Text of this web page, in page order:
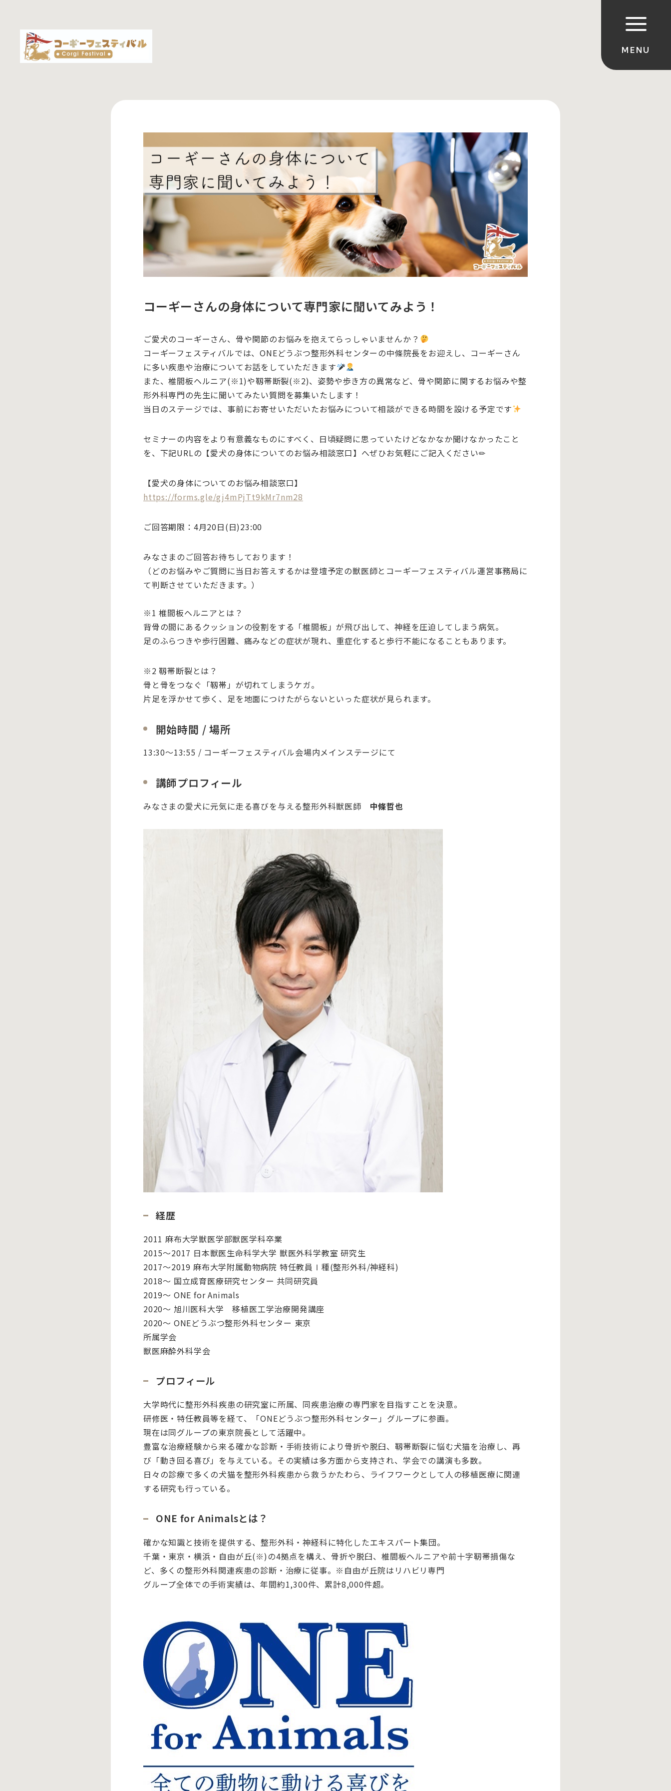
コーギーさんの身体について専門家に聞いてみよう！
ご愛犬のコーギーさん、骨や関節のお悩みを抱えてらっしゃいませんか？
コーギーフェスティバルでは、ONEどうぶつ整形外科センターの中條院長をお迎えし、コーギーさん
に多い疾患や治療についてお話をしていただきます
また、椎間板ヘルニア(※1)や靱帯断裂(※2)、姿勢や歩き方の異常など、骨や関節に関するお悩みや整
形外科専門の先生に聞いてみたい質問を募集いたします！
当日のステージでは、事前にお寄せいただいたお悩みについて相談ができる時間を設ける予定です
セミナーの内容をより有意義なものにすべく、日頃疑問に思っていたけどなかなか聞けなかったこと
を、下記URLの【愛犬の身体についてのお悩み相談窓口】へぜひお気軽にご記入ください✏
【愛犬の身体についてのお悩み相談窓口】
https://forms.gle/gj4mPjTt9kMr7nm28
ご回答期限：4月20日(日)23:00
みなさまのご回答お待ちしております！
（どのお悩みやご質問に当日お答えするかは登壇予定の獣医師とコーギーフェスティバル運営事務局に
て判断させていただきます。）
※1 椎間板ヘルニアとは？
背骨の間にあるクッションの役割をする「椎間板」が飛び出して、神経を圧迫してしまう病気。
足のふらつきや歩行困難、痛みなどの症状が現れ、重症化すると歩行不能になることもあります。
※2 靱帯断裂とは？
骨と骨をつなぐ「靱帯」が切れてしまうケガ。
片足を浮かせて歩く、足を地面につけたがらないといった症状が見られます。
開始時間 / 場所
13:30〜13:55 / コーギーフェスティバル会場内メインステージにて
講師プロフィール
みなさまの愛犬に元気に走る喜びを与える整形外科獣医師 中條哲也
経歴
2011 麻布大学獣医学部獣医学科卒業
2015〜2017 日本獣医生命科学大学 獣医外科学教室 研究生
2017〜2019 麻布大学附属動物病院 特任教員Ⅰ種(整形外科/神経科)
2018〜 国立成育医療研究センター 共同研究員
2019〜 ONE for Animals
2020〜 旭川医科大学 移植医工学治療開発講座
2020〜 ONEどうぶつ整形外科センター 東京
所属学会
獣医麻酔外科学会
プロフィール
大学時代に整形外科疾患の研究室に所属、同疾患治療の専門家を目指すことを決意。
研修医・特任教員等を経て、「ONEどうぶつ整形外科センター」グループに参画。
現在は同グループの東京院長として活躍中。
豊富な治療経験から来る確かな診断・手術技術により骨折や脱臼、靱帯断裂に悩む犬猫を治療し、再
び「動き回る喜び」を与えている。その実績は多方面から支持され、学会での講演も多数。
日々の診療で多くの犬猫を整形外科疾患から救うかたわら、ライフワークとして人の移植医療に関連
する研究も行っている。
ONE for Animalsとは？
確かな知識と技術を提供する、整形外科・神経科に特化したエキスパート集団。
千葉・東京・横浜・自由が丘(※)の4拠点を構え、骨折や脱臼、椎間板ヘルニアや前十字靭帯損傷な
ど、多くの整形外科関連疾患の診断・治療に従事。※自由が丘院はリハビリ専門
グループ全体での手術実績は、年間約1,300件、累計8,000件超。